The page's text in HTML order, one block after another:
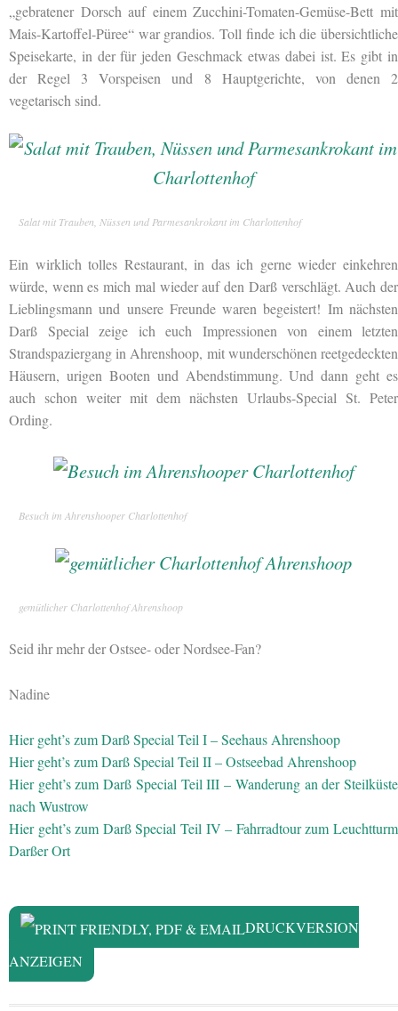
„gebratener Dorsch auf einem Zucchini-Tomaten-Gemüse-Bett mit
Mais-Kartoffel-Püree“ war grandios. Toll finde ich die übersichtliche
Speisekarte, in der für jeden Geschmack etwas dabei ist. Es gibt in
der Regel 3 Vorspeisen und 8 Hauptgerichte, von denen 2
vegetarisch sind.
Salat mit Trauben, Nüssen und Parmesankrokant im Charlottenhof
Ein wirklich tolles Restaurant, in das ich gerne wieder einkehren
würde, wenn es mich mal wieder auf den Darß verschlägt. Auch der
Lieblingsmann und unsere Freunde waren begeistert! Im nächsten
Darß Special zeige ich euch Impressionen von einem letzten
Strandspaziergang in Ahrenshoop, mit wunderschönen reetgedeckten
Häusern, urigen Booten und Abendstimmung. Und dann geht es
auch schon weiter mit dem nächsten Urlaubs-Special St. Peter
Ording.
Besuch im Ahrenshooper Charlottenhof
gemütlicher Charlottenhof Ahrenshoop
Seid ihr mehr der Ostsee- oder Nordsee-Fan?
Nadine
Hier geht’s zum Darß Special Teil I – Seehaus Ahrenshoop
Hier geht’s zum Darß Special Teil II – Ostseebad Ahrenshoop
Hier geht’s zum Darß Special Teil III – Wanderung an der Steilküste
nach Wustrow
Hier geht’s zum Darß Special Teil IV – Fahrradtour zum Leuchtturm
Darßer Ort
DRUCKVERSION
ANZEIGEN